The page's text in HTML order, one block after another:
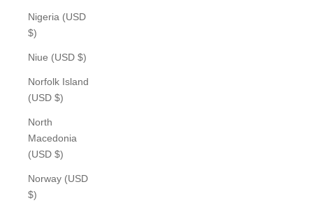
Nigeria (USD
$)
Niue (USD $)
Norfolk Island
(USD $)
North
Macedonia
(USD $)
Norway (USD
$)